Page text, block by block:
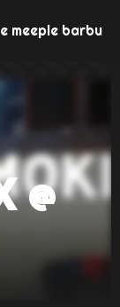
meeple barbu
@